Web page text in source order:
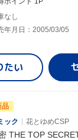
なし
年月日：2005/03/05
たい
品
ック
花とゆめCSP
THE TOP